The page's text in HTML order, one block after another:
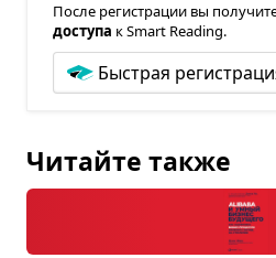
После регистрации вы
доступа к Smart Reading.
Быстрая
Читайте также